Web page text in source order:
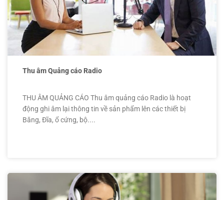
Thu âm Quảng cáo Radio
THU ÂM QUẢNG CÁO Thu âm quảng cáo Radio là hoạt
động ghi âm lại thông tin về sản phẩm lên các thiết bị
Băng, Đĩa, ổ cứng, bộ....